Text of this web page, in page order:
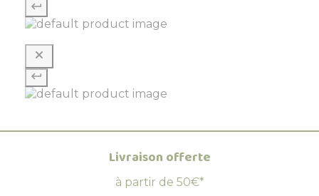
Livraison offerte
à partir de 50€*